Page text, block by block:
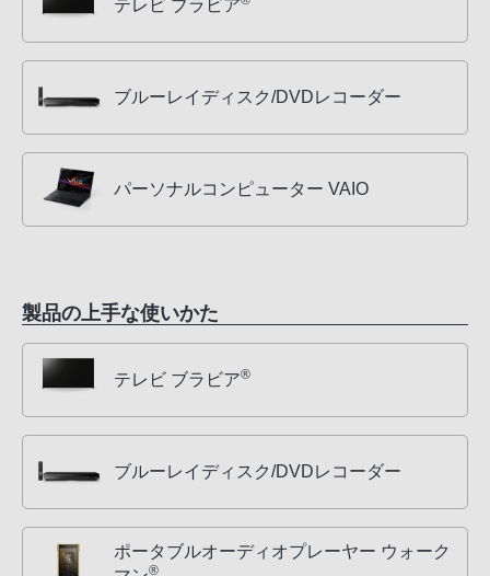
テレビ ブラビア
ブルーレイディスク/DVDレコーダー
パーソナルコンピューター VAIO
製品の上手な使いかた
テレビ ブラビア®
ブルーレイディスク/DVDレコーダー
ポータブルオーディオプレーヤー ウォーク
®